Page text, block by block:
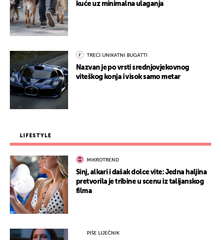
kuće uz minimalna ulaganja
TREĆI UNIKATNI BUGATTI
Nazvan je po vrsti srednjovjekovnog
viteškog konja i visok samo metar
LIFESTYLE
MIKROTREND
Sinj, alkari i dašak dolce vite: Jedna haljina
pretvorila je tribine u scenu iz talijanskog
filma
PIŠE LIJEČNIK